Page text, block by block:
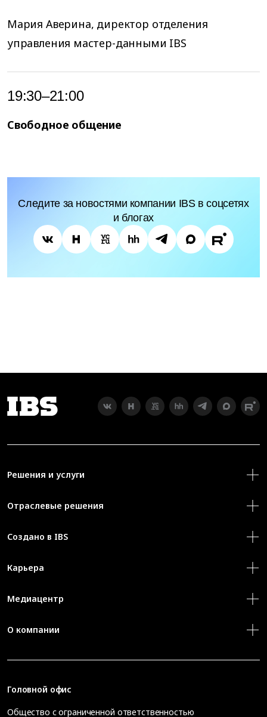
Мария Аверина, директор отделения
управления мастер-данными IBS
19:30–21:00
Свободное общение
Следите за новостями компании IBS в соцсетях
и блогах
Решения и услуги
Отраслевые решения
Создано в IBS
Карьера
Медиацентр
О компании
Головной офис
Общество с ограниченной ответственностью